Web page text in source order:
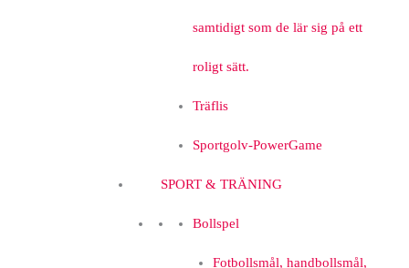
samtidigt som de lär sig på ett
roligt sätt.
Träflis
Sportgolv-PowerGame
SPORT & TRÄNING
Bollspel
Fotbollsmål, handbollsmål,